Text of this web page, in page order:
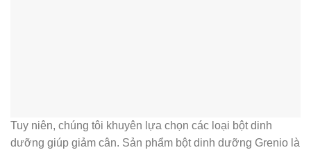
Tuy niên, chúng tôi khuyên lựa chọn các loại bột dinh
dưỡng giúp giảm cân. Sản phẩm bột dinh dưỡng Grenio là